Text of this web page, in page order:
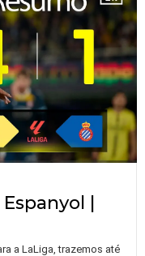
|
a LaLiga, trazemos até